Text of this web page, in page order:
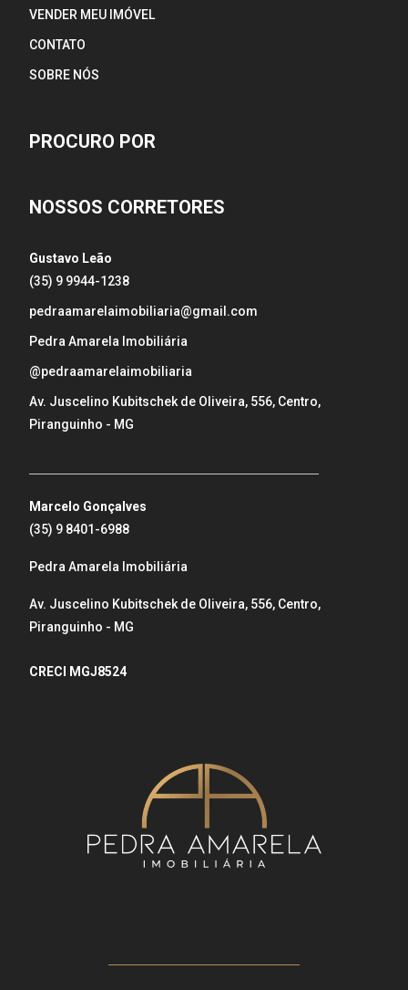
VENDER MEU IMÓVEL
CONTATO
SOBRE NÓS
PROCURO POR
NOSSOS CORRETORES
Gustavo Leão
(35) 9 9944-1238
pedraamarelaimobiliaria@gmail.com
Pedra Amarela Imobiliária
@pedraamarelaimobiliaria
Av. Juscelino Kubitschek de Oliveira, 556, Centro,
Piranguinho - MG
Marcelo Gonçalves
(35) 9 8401-6988
Pedra Amarela Imobiliária
Av. Juscelino Kubitschek de Oliveira, 556, Centro,
Piranguinho - MG
CRECI MGJ8524